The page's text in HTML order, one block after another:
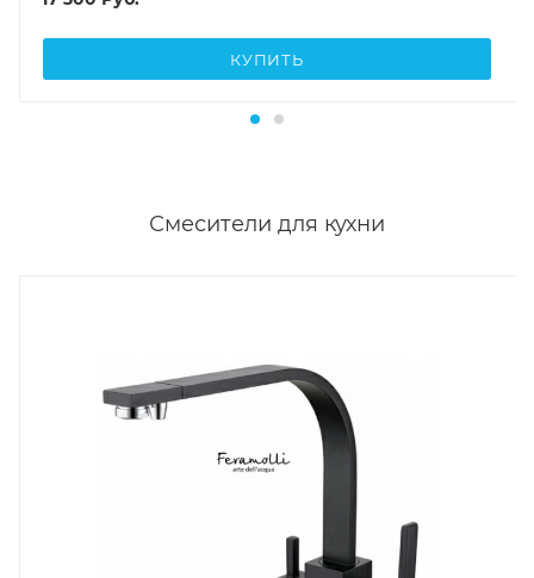
КУПИТЬ
Смесители для кухни